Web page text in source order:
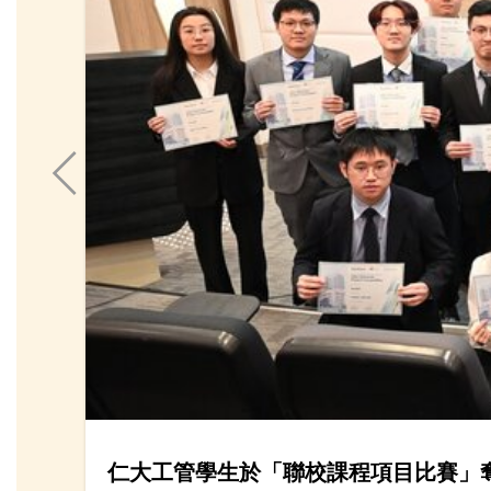
仁大工管學生於「聯校課程項目比賽」